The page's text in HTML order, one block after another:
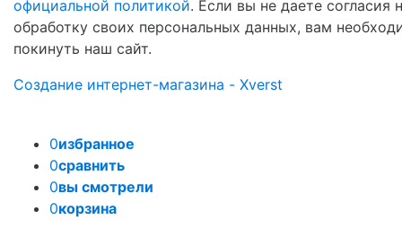
официальной политикой. Если вы не даете согласия
обработку своих персональных данных, вам
покинуть наш сайт.
Создание интернет-магазина - Xverst
0избранное
0сравнить
0вы смотрели
0корзина